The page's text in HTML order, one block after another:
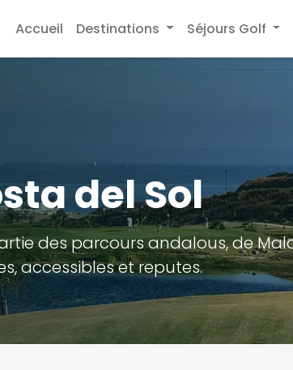
Accueil Destinations Séjours Golf
del Sol
des parcours andalous, de
accessibles et reputes.